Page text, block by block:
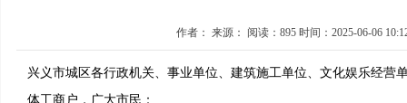
作者： 来源： 阅读： 895 时间： 2025-06-06
兴义市城区各行政机关、事业单位、建筑施工单位、文化娱乐经营
体工商户，广大市民：